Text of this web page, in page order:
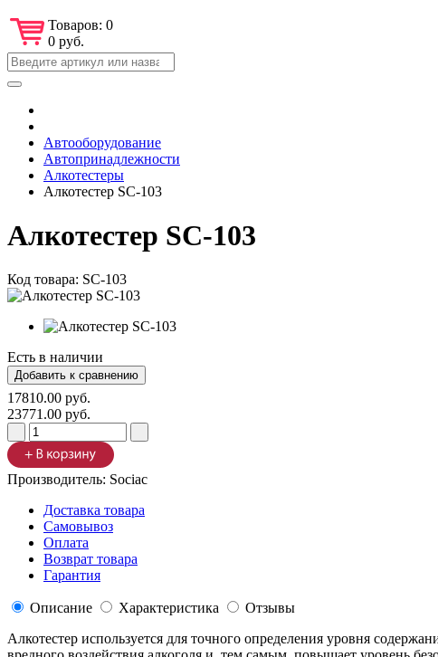
Товаров: 0
0 руб.
Автооборудование
Автопринадлежности
Алкотестеры
Алкотестер SC-103
Алкотестер SC-103
Код товара: SC-103
Есть в наличии
17810.00 руб.
23771.00 руб.
Производитель: Sociac
Доставка товара
Самовывоз
Оплата
Возврат товара
Гарантия
Описание Характеристика
Отзывы
Алкотестер используется для точного определения уровня